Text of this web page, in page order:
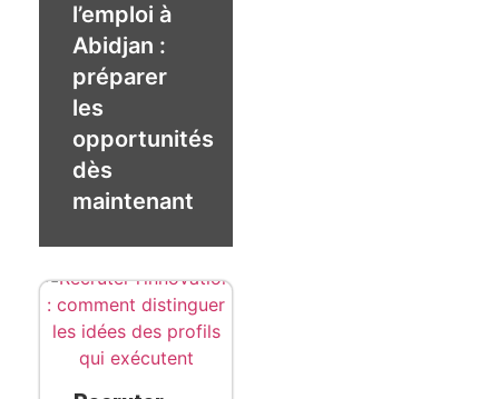
l’emploi à
Abidjan :
préparer
les
opportunités
dès
maintenant